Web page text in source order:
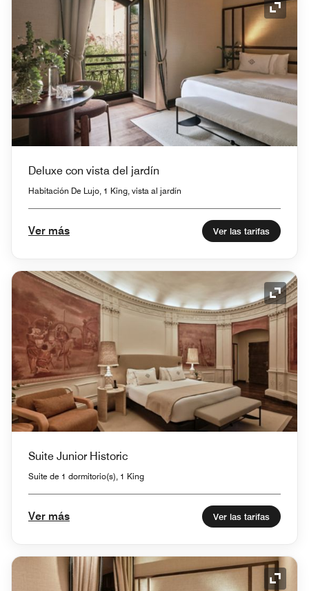
Icono
Deluxe con vista del jardín
Habitación De Lujo, 1 King, vista al jardín
Ver más Ver las tarifas
Icono
Suite Junior Historic
Suite de 1 dormitorio(s), 1 King
Ver más Ver las tarifas
Icono